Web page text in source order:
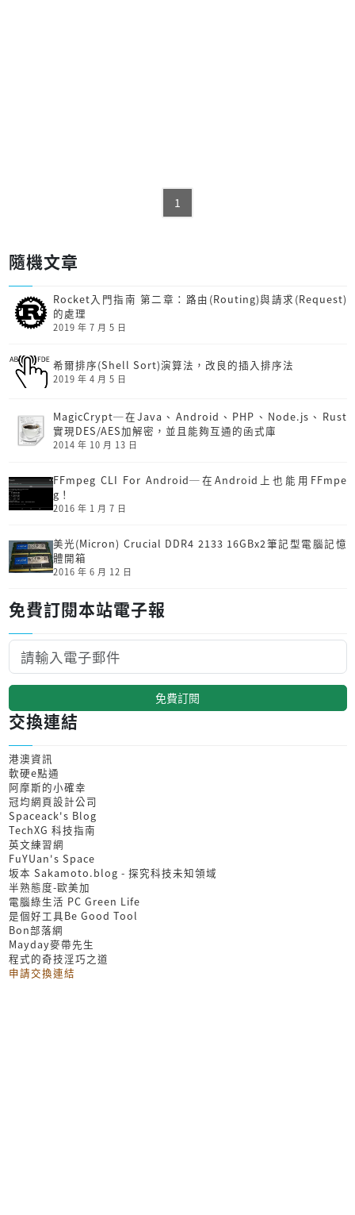
1
隨機文章
Rocket入門指南 第二章：路由(Routing)與請求(Request)
的處理
2019 年 7 月 5 日
希爾排序(Shell Sort)演算法，改良的插入排序法
2019 年 4 月 5 日
MagicCrypt─在Java、Android、PHP、Node.js、Rust
實現DES/AES加解密，並且能夠互通的函式庫
2014 年 10 月 13 日
FFmpeg CLI For Android─在Android上也能用FFmpe
g！
2016 年 1 月 7 日
美光(Micron) Crucial DDR4 2133 16GBx2筆記型電腦記憶
體開箱
2016 年 6 月 12 日
免費訂閱本站電子報
免費訂閱
交換連結
港澳資訊
軟硬e點通
阿摩斯的小確幸
冠均網頁設計公司
Spaceack's Blog
TechXG 科技指南
英文練習網
FuYUan's Space
坂本 Sakamoto.blog - 探究科技未知領域
半熟態度-歐美加
電腦綠生活 PC Green Life
是個好工具Be Good Tool
Bon部落網
Mayday麥帶先生
程式的奇技淫巧之道
申請交換連結